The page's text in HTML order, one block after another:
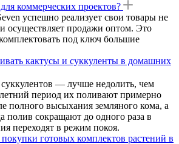
коммерческих проектов?
успешно реализует свои товары не
осуществляет продажи оптом. Это
под ключ большие
кактусы и суккуленты в домашних
— лучше недолить, чем
период их поливают примерно
полного высыхания земляного кома, а
полив сокращают до одного раза в
переходят в режим покоя.
готовых комплектов растений в